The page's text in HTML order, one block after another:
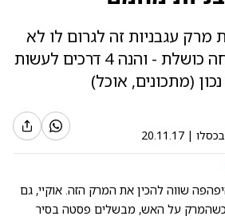
מרק עגבניות זה לגרום לו לא
להרגיש כמו מטבוחה כושלת - והנה 4 דרכים לעשות
(מתכונים, אוכל)
|
20.11.17
שווה להכין את המרק הזה. אוקיי, גם
כשהמרק על האש, מבשלים פסטה בסיר